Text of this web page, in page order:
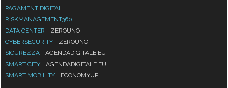
PAGAMENTIDIGITALI
RISKMANAGEMENT360
DATA CENTER
ZEROUNO
CYBERSECURITY
ZEROUNO
SICUREZZA
AGENDADIGITALE.EU
SMART CITY
AGENDADIGITALE.EU
SMART MOBILITY
ECONOMYUP